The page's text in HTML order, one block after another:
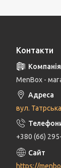
Контакти
MenBox -
вул.
+380 (66)
https://